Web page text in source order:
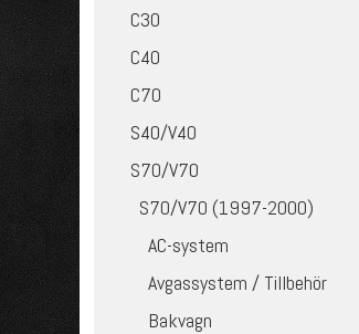
C30
C40
C70
S40/V40
S70/V70
S70/V70 (1997-2000)
AC-system
Avgassystem / Tillbehör
Bakvagn